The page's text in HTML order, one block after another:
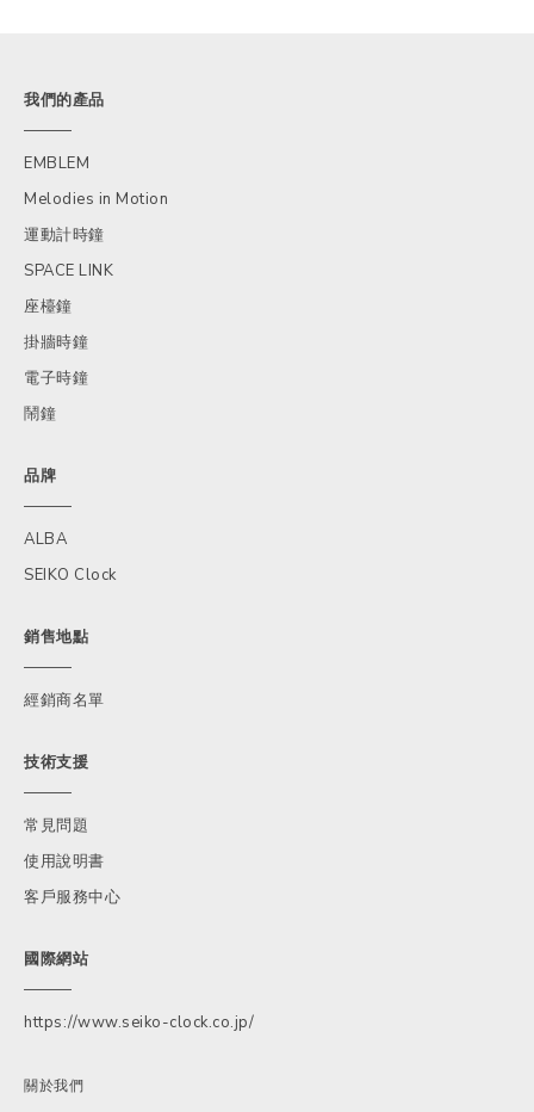
我們的產品
EMBLEM
Melodies in Motion
運動計時鐘
SPACE LINK
座檯鐘
掛牆時鐘
電子時鐘
鬧鐘
品牌
ALBA
SEIKO Clock
銷售地點
經銷商名單
技術支援
常見問題
使用說明書
客戶服務中心
國際網站
https://www.seiko-clock.co.jp/
關於我們